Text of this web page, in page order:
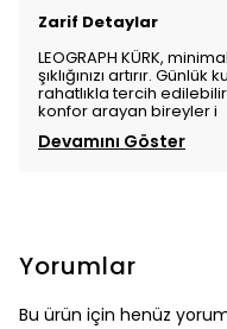
Zarif Detaylar
LEOGRAPH KÜRK,
şıklığınızı artırır.
rahatlıkla tercih
konfor arayan bireyler i
Devamını Göster
Yorumlar
Bu ürün için henüz